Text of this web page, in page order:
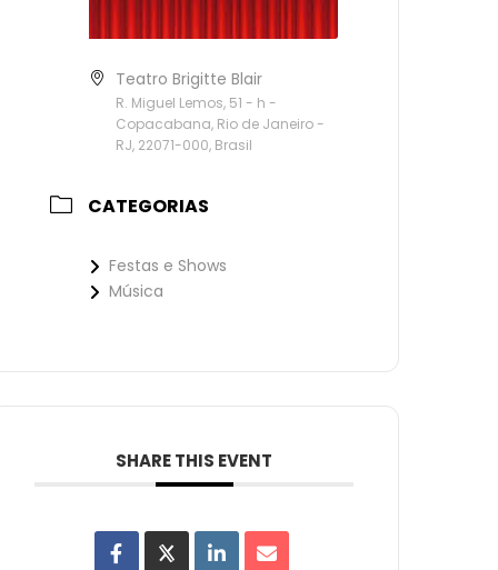
Teatro Brigitte Blair
R. Miguel Lemos, 51 - h -
Copacabana, Rio de Janeiro -
RJ, 22071-000, Brasil
CATEGORIAS
Festas e Shows
Música
SHARE THIS EVENT